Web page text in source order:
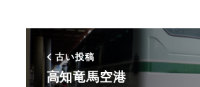
古い投稿
高知竜馬空港